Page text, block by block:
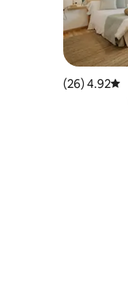
דירוג ממוצע של 4.92 מתוך 5, 26 ביקורות
4.92 (26)